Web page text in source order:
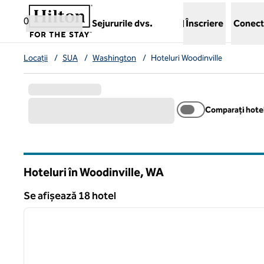
Salt la conținut
0
Sejururile dvs.
,deschide o filă nouă
Înscriere
Locații / SUA / Washington / Hoteluri Woodinville
Comparați
Hoteluri în Woodinville,WA
Se afișează 18 hotel
Se afișează 18 hotel
1 din 12